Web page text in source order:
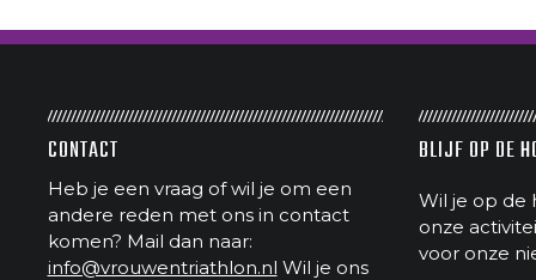
CONTACT
Heb je een vraag of wil je om een
andere reden met ons in contact
komen? Mail dan naar:
info@vrouwentriathlon.nl Wil je ons
BLIJF OP DE
Wil je op de
onze
voor onze